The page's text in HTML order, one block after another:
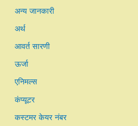
अन्य जानकारी
अर्थ
आवर्त सारणी
ऊर्जा
एनिमल्स
कंप्यूटर
कस्टमर केयर नंबर